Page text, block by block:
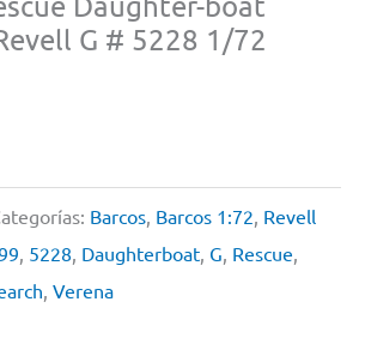
G # 5228 1/72
Barcos, Barcos 1:72, Revell
, 5228, Daughterboat, G, Rescue,
, Verena